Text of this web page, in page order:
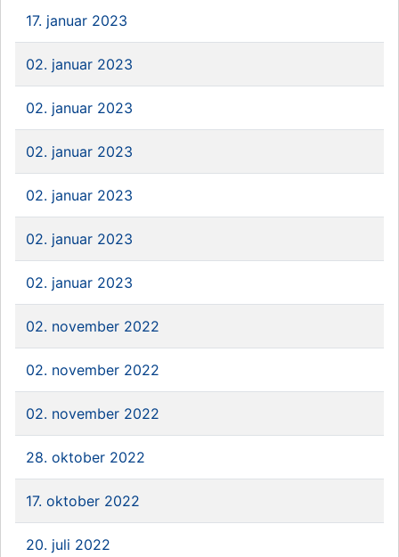
17. januar 2023
02. januar 2023
02. januar 2023
02. januar 2023
02. januar 2023
02. januar 2023
02. januar 2023
02. november 2022
02. november 2022
02. november 2022
28. oktober 2022
17. oktober 2022
20. juli 2022